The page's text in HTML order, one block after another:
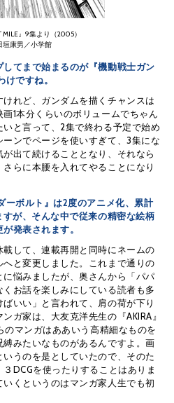
MILE』9集より（2005）
垣康男／小学館
てまで始まるのが『機動戦士ガン
ですね。
れど、ガンダムを描くチャンスは
1本分くらいのボリュームでちゃん
と言って、2集で終わる予定で始め
ンでページを使いすぎて、3集にな
出て続けることとなり、それなら
らに本腰を入れてやることになり
ボルト』は2度のアニメ化、累計
が、そんな中で従来の精密な絵柄
発表されます。
して、連載再開と同時にネームの
と変更しました。これまで通りの
悩みましたが、奥さんから「パパ
お話を楽しみにしている読者も多
いい」と言われて、肩の荷が下り
ガ家は、大友克洋先生の『AKIRA』
のマンガはああいう高精細なものを
みたいなものがあるんですよ。画
うのを是としていたので、そのた
DCGを使ったりすることはありま
くというのはマンガ家人生でも初